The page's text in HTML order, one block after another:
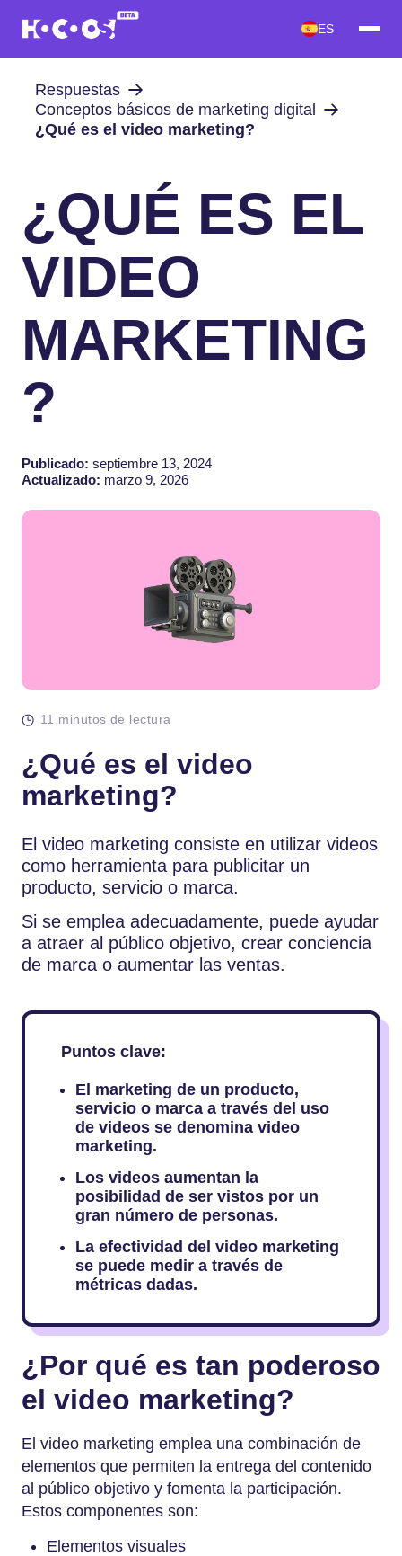
ES
Respuestas
Conceptos básicos de marketing digital
¿Qué es el video marketing?
¿QUÉ ES EL
VIDEO
MARKETING
?
Publicado: septiembre 13, 2024
Actualizado: marzo 9, 2026
11 minutos de lectura
¿Qué es el video
marketing?
El video marketing consiste en utilizar videos
como herramienta para publicitar un
producto, servicio o marca.
Si se emplea adecuadamente, puede ayudar
a atraer al público objetivo, crear conciencia
de marca o aumentar las ventas.
Puntos clave:
El marketing de un producto,
servicio o marca a través del uso
de videos se denomina video
marketing.
Los videos aumentan la
posibilidad de ser vistos por un
gran número de personas.
La efectividad del video marketing
se puede medir a través de
métricas dadas.
¿Por qué es tan poderoso
el video marketing?
El video marketing emplea una combinación de
elementos que permiten la entrega del contenido
al público objetivo y fomenta la participación.
Estos componentes son:
Elementos visuales